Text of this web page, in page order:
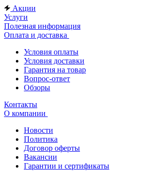
Акции
Услуги
Полезная информация
Оплата и доставка
Условия оплаты
Условия доставки
Гарантия на товар
Вопрос-ответ
Обзоры
Контакты
О компании
Новости
Политика
Договор оферты
Вакансии
Гарантии и сертификаты